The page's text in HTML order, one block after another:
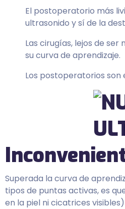
El postoperatorio más
ultrasonido y sí de la
Las cirugías, lejos de
su curva de aprendizaje.
Los postoperatorios
Superada la curva de
tipos de puntas activas, es
en la piel ni cicatrices